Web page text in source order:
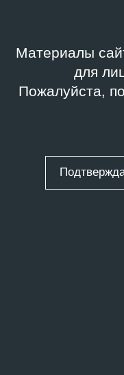
Материалы
для
Пожалуйста,